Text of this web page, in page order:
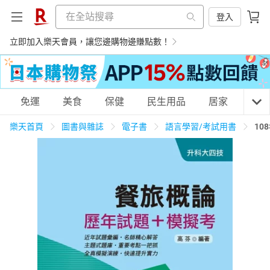
登入
立即加入樂天會員，讓您邊購物邊賺點數！
購物網分類
養生保健 民生用品
3C家電 運動休閒
女裝 男裝 化妝保養
免運 美食 保健 民生用品 居家 3C
樂天首頁 圖書與雜誌 電子書 語言學習/考試用書